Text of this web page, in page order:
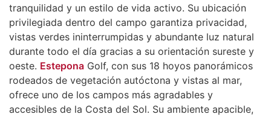
tranquilidad y un estilo de vida activo. Su ubicación
privilegiada dentro del campo garantiza privacidad,
vistas verdes ininterrumpidas y abundante luz natural
durante todo el día gracias a su orientación sureste y
oeste. Estepona Golf, con sus 18 hoyos panorámicos
rodeados de vegetación autóctona y vistas al mar,
ofrece uno de los campos más agradables y
accesibles de la Costa del Sol. Su ambiente apacible,